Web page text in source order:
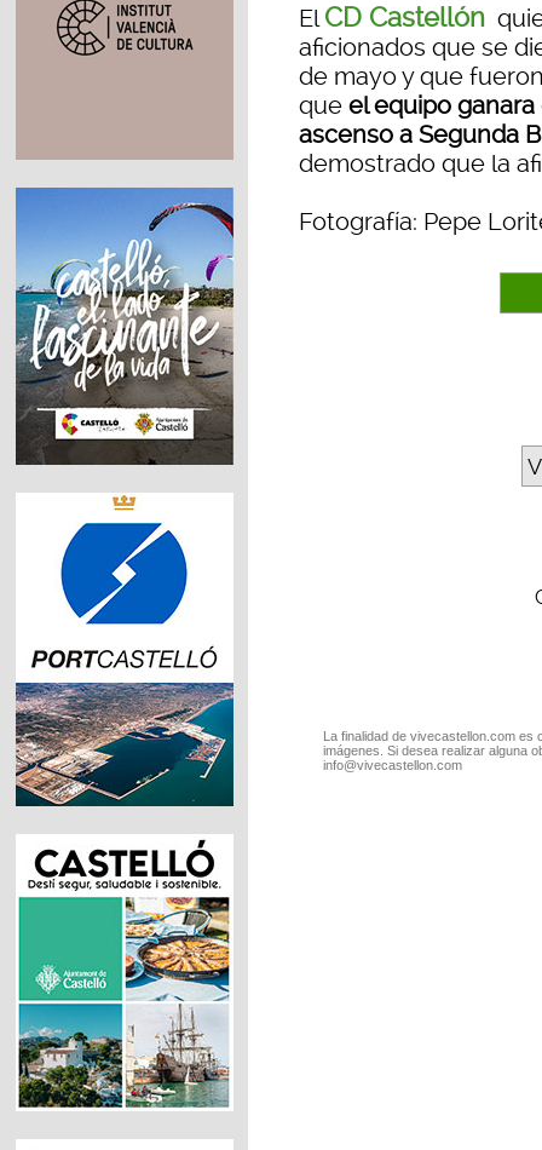
ElCD Castellón
aficionados que se
de mayo y que
que el equipo
ascenso a Segunda
demostrado que la
Fotografía: Pepe
La finalidad de vivecastellon.com
imágenes. Si desea realizar alguna
info@vivecastellon.com